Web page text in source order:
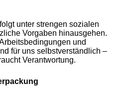
unter strengen sozialen
Vorgaben hinausgehen.
und
für uns selbstverständlich –
Verantwortung.